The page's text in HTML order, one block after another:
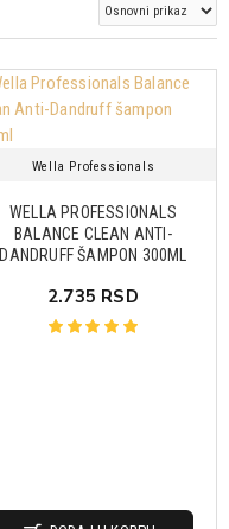
Wella Professionals
WELLA PROFESSIONALS
BALANCE CLEAN ANTI-
DANDRUFF ŠAMPON 300ML
2.735 RSD